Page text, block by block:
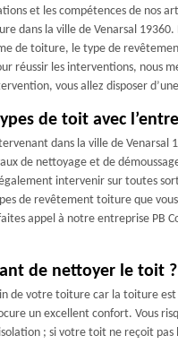
et les compétences de nos
dans la ville de Venarsal
de toiture, le type de
réussir les interventions, nous
vous allez disposer
de toit avec
dans la ville de Venarsal
de nettoyage et de
intervenir sur toutes
de revêtement toiture que
appel à notre entreprise PB
de nettoyer le toit ?
de votre toiture car la toiture
un excellent confort. Vous
; si votre toit ne reçoit pas